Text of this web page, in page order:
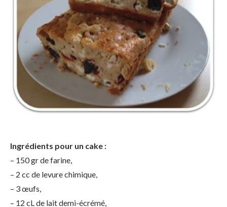
Ingrédients pour un cake :
– 150 gr de farine,
– 2 cc de levure chimique,
– 3 œufs,
– 12 cL de lait demi-écrémé,